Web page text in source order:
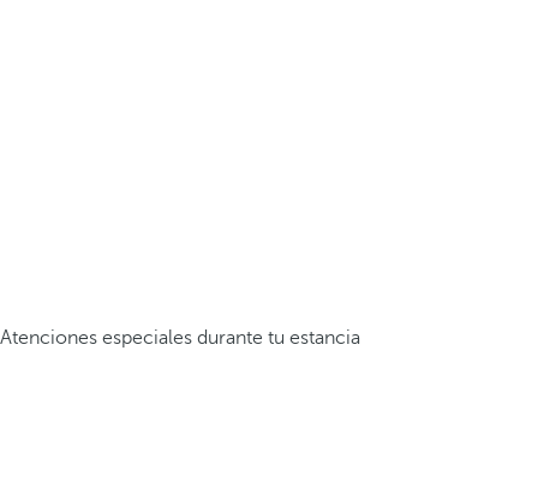
Atenciones especiales durante tu estancia